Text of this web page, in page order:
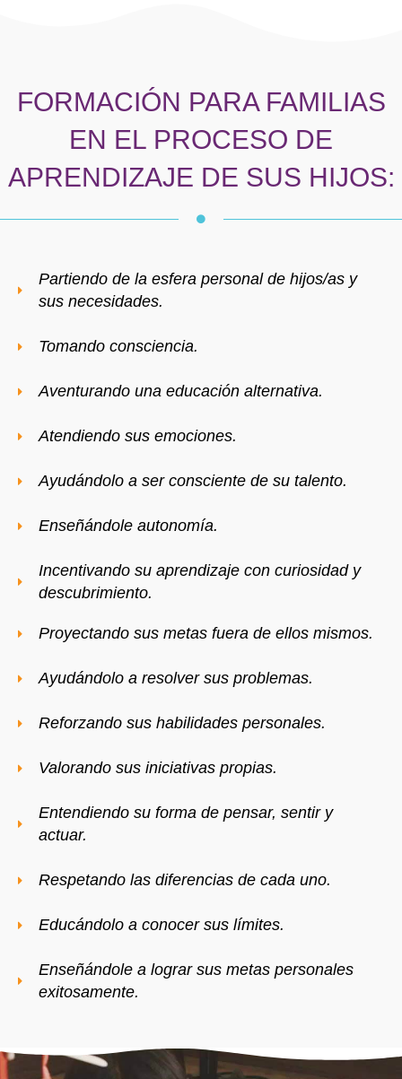
FORMACIÓN PARA FAMILIAS
EN EL PROCESO DE
APRENDIZAJE DE SUS HIJOS:
Partiendo de la esfera personal de hijos/as y
sus necesidades.
Tomando consciencia.
Aventurando una educación alternativa.
Atendiendo sus emociones.
Ayudándolo a ser consciente de su talento.
Enseñándole autonomía.
Incentivando su aprendizaje con curiosidad y
descubrimiento.
Proyectando sus metas fuera de ellos mismos.
Ayudándolo a resolver sus problemas.
Reforzando sus habilidades personales.
Valorando sus iniciativas propias.
Entendiendo su forma de pensar, sentir y
actuar.
Respetando las diferencias de cada uno.
Educándolo a conocer sus límites.
Enseñándole a lograr sus metas personales
exitosamente.